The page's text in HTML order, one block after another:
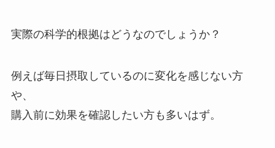
実際の科学的根拠はどうなのでしょうか？
例えば毎日摂取しているのに変化を感じない方
や、
購入前に効果を確認したい方も多いはず。